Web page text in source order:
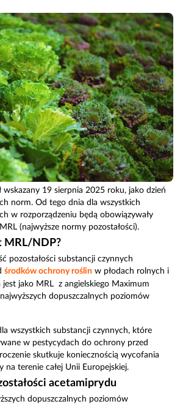
wskazany 19 sierpnia 2025 roku, jako dzień
norm. Od tego dnia dla wszystkich
w rozporządzeniu będą obowiązywały
(najwyższe normy pozostałości).
MRL/NDP?
pozostałości substancji czynnych
środków ochrony roślin w płodach rolnych i
jako MRL z angielskiego Maximum
dopuszczalnych poziomów
wszystkich substancji czynnych, które
w pestycydach do ochrony przed
skutkuje koniecznością wycofania
na terenie całej Unii Europejskiej.
acetamiprydu
dopuszczalnych poziomów